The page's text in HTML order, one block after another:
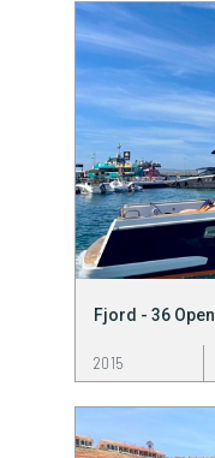
Fjord - 36 Open
2015